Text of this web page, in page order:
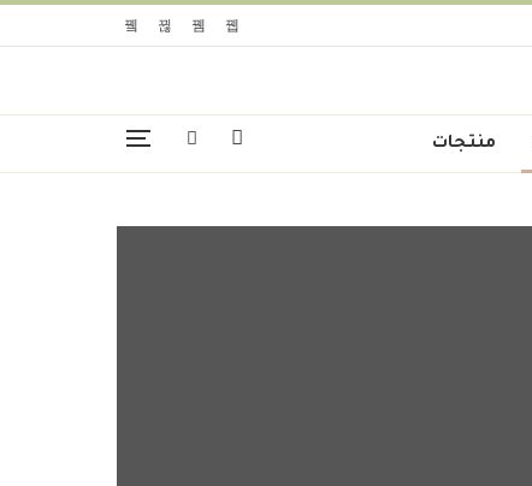
منتجات